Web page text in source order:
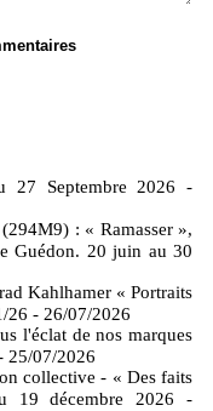
Septembre 2026
-
: « Ramasser »,
Guédon. 20 juin au 30
Kahlhamer « Portraits
26 - 26/07/2026
l'éclat de nos marques
25/07/2026
collective - « Des faits
19 décembre 2026
-